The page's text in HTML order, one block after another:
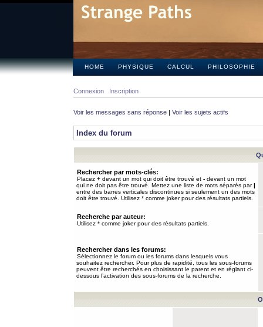
HOME PHYSIQUE CALCUL PHILOSOPHIE
Connexion Inscription
Voir les messages sans réponse | Voir les sujets actifs
Index du forum
Rechercher par mots-clés:
Placez + devant un mot qui doit être trouvé et - devant un mot
qui ne doit pas être trouvé. Mettez une liste de mots séparés par|
entre des barres verticales discontinues si seulement un des mots
doit être trouvé. Utilisez * comme joker pour des résultats partiels.
Recherche par auteur:
Utilisez * comme joker pour des résultats partiels.
Rechercher dans les forums:
Sélectionnez le forum ou les forums dans lesquels vous
souhaitez rechercher. Pour plus de rapidité, tous les sous-forums
peuvent être recherchés en choisissant le parent et en réglant ci-
dessous l’activation des sous-forums de la recherche.